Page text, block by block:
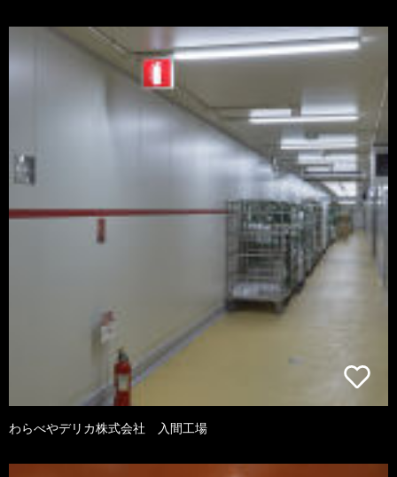
わらべやデリカ株式会社 入間工場